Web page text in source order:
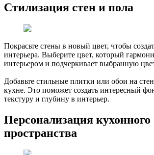
Стилизация стен и пола
Покрасьте стены в новый цвет, чтобы
интерьера. Выберите цвет, который
интерьером и подчеркивает выбранную
Добавьте стильные плитки или обои на
кухне. Это поможет создать интересный
текстуру и глубину в интерьер.
Персонализация кухонного
пространства